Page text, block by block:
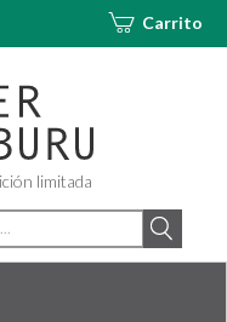
Carrito
limitada